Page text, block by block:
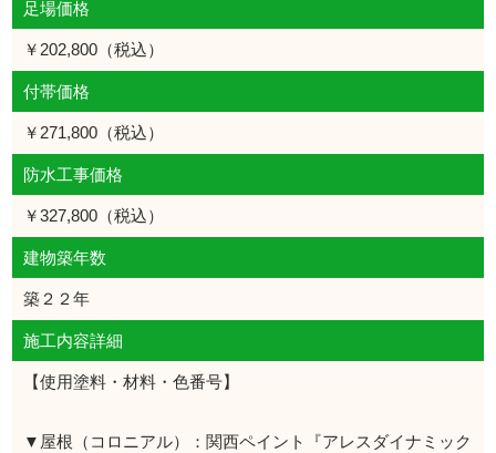
足場価格
￥202,800（税込）
付帯価格
￥271,800（税込）
防水工事価格
￥327,800（税込）
建物築年数
築２２年
施工内容詳細
【使用塗料・材料・色番号】
▼屋根（コロニアル）：関西ペイント『アレスダイナミック